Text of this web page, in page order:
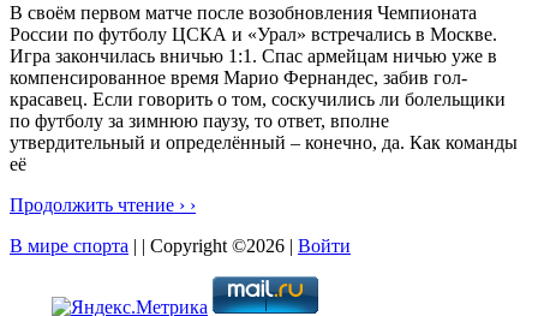
В своём первом матче после возобновления Чемпионата
России по футболу ЦСКА и «Урал» встречались в Москве.
Игра закончилась вничью 1:1. Спас армейцам ничью уже в
компенсированное время Марио Фернандес, забив гол-
красавец. Если говорить о том, соскучились ли болельщики
по футболу за зимнюю паузу, то ответ, вполне
утвердительный и определённый – конечно, да. Как команды
её
Продолжить чтение › ›
В мире спорта | | Copyright ©2026 | Войти